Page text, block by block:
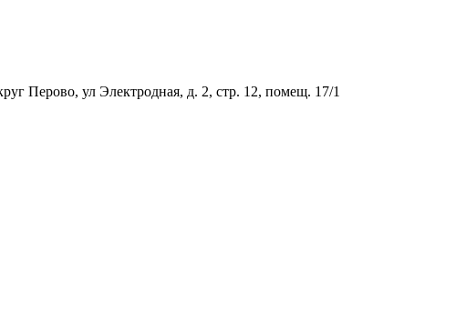
Перово, ул Электродная, д. 2, стр. 12, помещ. 17/1